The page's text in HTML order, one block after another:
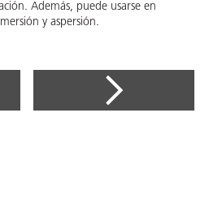
Además, puede usarse en
y aspersión.